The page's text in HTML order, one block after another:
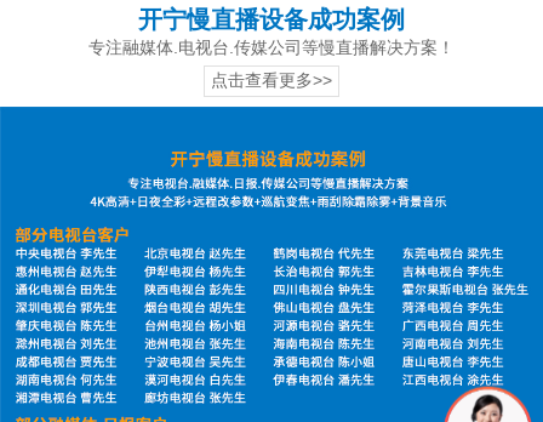
开宁慢直播设备成功案例
专注融媒体.电视台.传媒公司等慢直播解决方案！
点击查看更多>>